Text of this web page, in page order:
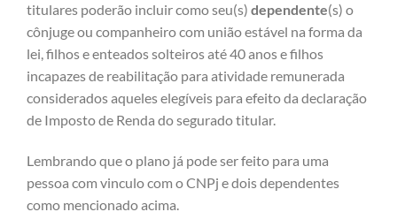
titulares poderão incluir como seu(s) dependente(s) o
cônjuge ou companheiro com união estável na forma da
lei, filhos e enteados solteiros até 40 anos e filhos
incapazes de reabilitação para atividade remunerada
considerados aqueles elegíveis para efeito da declaração
de Imposto de Renda do segurado titular.
Lembrando que o plano já pode ser feito para uma
pessoa com vinculo com o CNPj e dois dependentes
como mencionado acima.